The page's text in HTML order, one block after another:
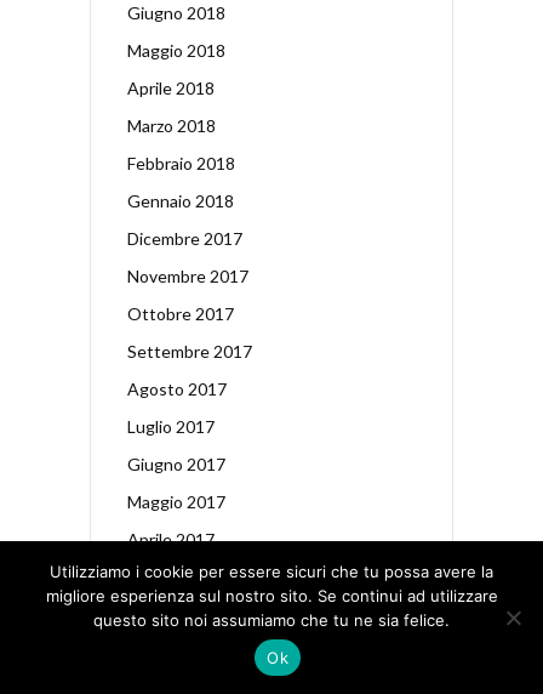
Giugno 2018
Maggio 2018
Aprile 2018
Marzo 2018
Febbraio 2018
Gennaio 2018
Dicembre 2017
Novembre 2017
Ottobre 2017
Settembre 2017
Agosto 2017
Luglio 2017
Giugno 2017
Maggio 2017
Aprile 2017
Marzo 2017
Febbraio 2017
Utilizziamo i cookie per essere sicuri che tu possa avere la
migliore esperienza sul nostro sito. Se continui ad utilizzare
questo sito noi assumiamo che tu ne sia felice.
Ok